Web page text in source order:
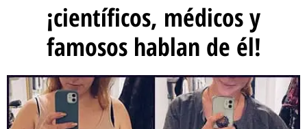
¡científicos, médicos y
famosos hablan de él!